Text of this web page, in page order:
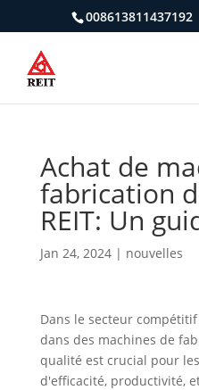
008613811437192
Achat de
fabrication
REIT: Un
Jan 24, 2024| nouvelles
Dans le secteur
dans des machines de
qualité est crucial pour
d'efficacité, productivité,